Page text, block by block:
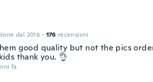
dal 2016 · 176 recensioni
good quality but not the pics
thank you. 👌
fa